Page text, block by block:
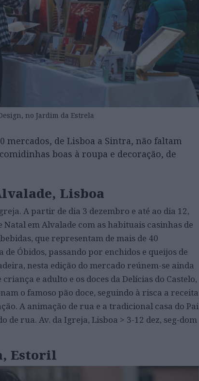
no Jardim da Estrela
mercados, de Lisboa a Sintra, não faltam
boas à roupa e decoração, de
Lisboa
A partir de dia 3 dezembro e até ao dia 12,
Natal em Alvalade com as habituais casinhas de
que representam de mais de 40
Óbidos, passando por enchidos e queijos de
nesta edição do mercado reúnem-se ainda
e adulto e os doces da Delícias do Castelo,
o famoso pão doce, seguindo à risca a receita
A animação de rua e a tradicional casa do Pai
rua. Av. da Igreja, Lisboa > 3-12 dez, seg-dom
Estoril